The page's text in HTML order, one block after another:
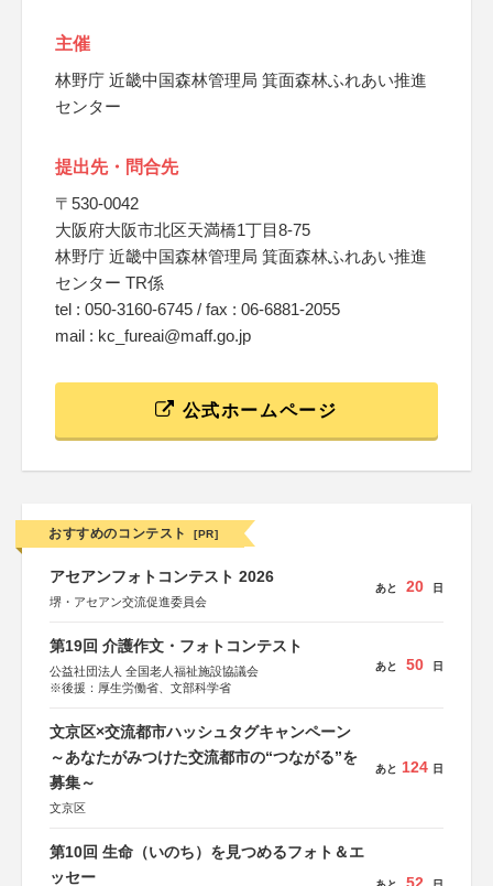
主催
林野庁 近畿中国森林管理局 箕面森林ふれあい推進
センター
提出先・問合先
〒530-0042
大阪府大阪市北区天満橋1丁目8-75
林野庁 近畿中国森林管理局 箕面森林ふれあい推進
センター TR係
tel : 050-3160-6745 / fax : 06-6881-2055
mail : kc_fureai@maff.go.jp
公式ホームページ
おすすめのコンテスト [PR]
アセアンフォトコンテスト 2026
堺・アセアン交流促進委員会
あと 20 日
第19回 介護作文・フォトコンテスト
公益社団法人 全国老人福祉施設協議会
※後援：厚生労働省、文部科学省
あと 50 日
文京区×交流都市ハッシュタグキャンペーン
～あなたがみつけた交流都市の“つながる”を
募集～
文京区
あと 124 日
第10回 生命（いのち）を見つめるフォト＆エ
ッセー